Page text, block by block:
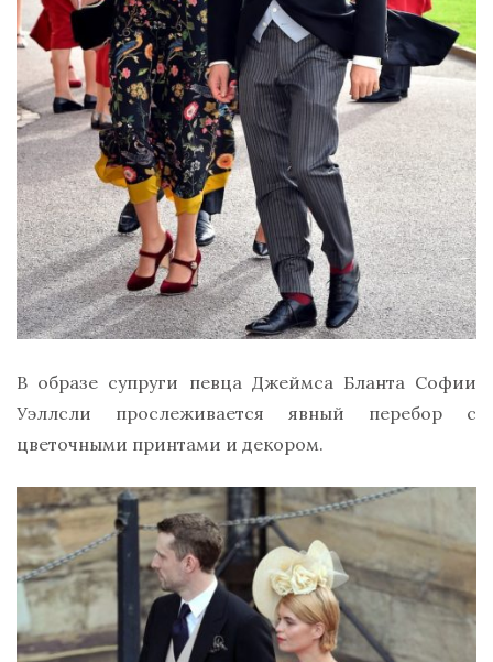
В образе супруги певца Джеймса Бланта Софии
Уэллсли прослеживается явный перебор с
цветочными принтами и декором.